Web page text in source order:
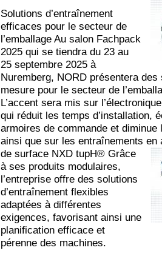
Solutions d’entraînement
efficaces pour le secteur de
l’emballage Au salon Fachpack
2025 qui se tiendra du 23 au
25 septembre 2025 à
Nuremberg, NORD présentera
mesure pour le secteur de
L’accent sera mis sur
qui réduit les temps d’installation,
armoires de commande et
ainsi que sur les entraînements en
de surface NXD tupH® Grâce
à ses produits modulaires,
l’entreprise offre des solutions
d’entraînement flexibles
adaptées à différentes
exigences, favorisant ainsi une
planification efficace et
pérenne des machines.